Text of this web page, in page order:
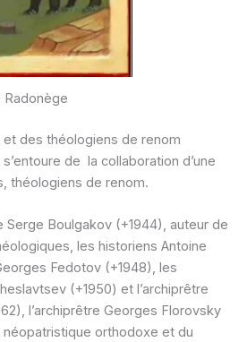
Radonège
des théologiens de renom
de la collaboration d’une
théologiens de renom.
Serge Boulgakov (+1944), auteur de
les historiens Antoine
Fedotov (+1948), les
(+1950) et l’archiprêtre
l’archiprêtre Georges Florovsky
néopatristique orthodoxe et du